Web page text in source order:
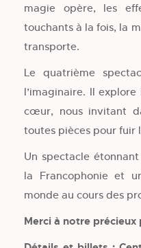
magie opère, les
touchants à la fois, la
transporte.
Le quatrième
l’imaginaire. Il
cœur, nous invitant
toutes pièces pour fuir
Un spectacle
la Francophonie et
monde au cours des
Merci à notre précieux